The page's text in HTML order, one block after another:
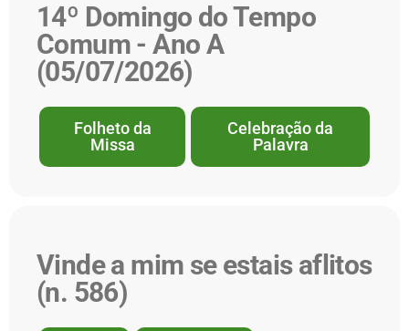
14º Domingo do Tempo
Comum - Ano A
(05/07/2026)
Folheto da
Missa
Celebração da
Palavra
Vinde a mim se estais aflitos
(n. 586)